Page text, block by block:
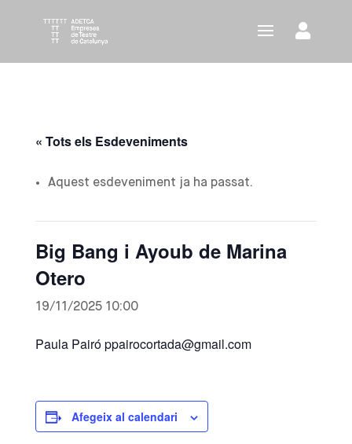
« Tots els Esdeveniments
Aquest esdeveniment ja ha passat.
Big Bang i Ayoub de Marina
Otero
19/11/2025 10:00
Paula Pairó ppairocortada@gmail.com
Afegeix al calendari